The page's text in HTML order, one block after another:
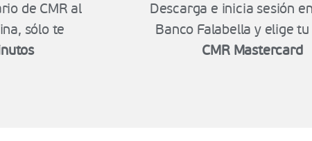
de CMR al
sólo te
Descarga e inicia sesión
Banco Falabella y elige
CMR Mastercard